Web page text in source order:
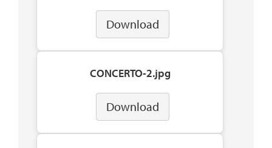
Download
CONCERTO-2.jpg
Download